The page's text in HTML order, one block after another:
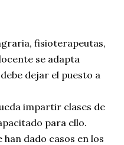
fisioterapeutas,
se adapta
dejar el puesto a
impartir clases de
para ello.
dado casos en los